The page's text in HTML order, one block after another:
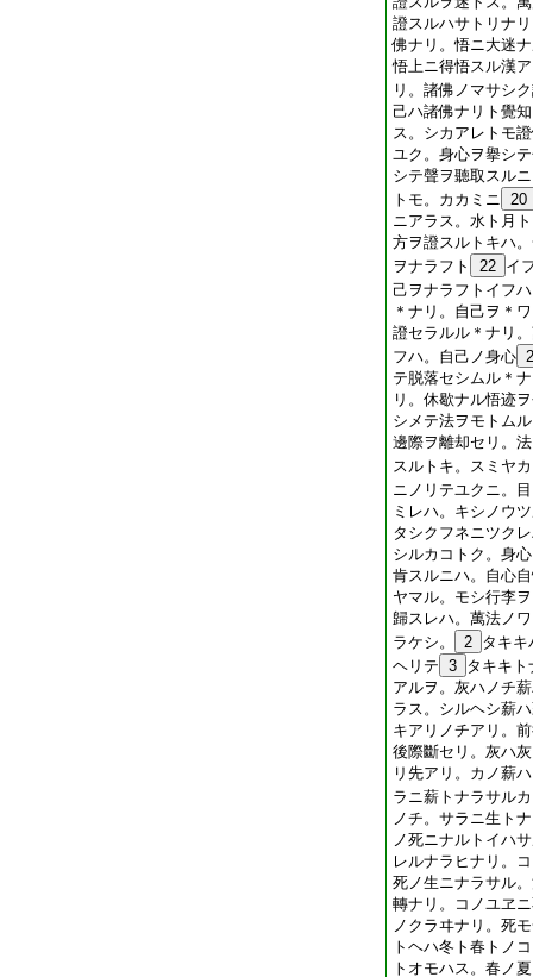
證スルハサトリナ
佛ナリ。悟ニ大迷
悟上ニ得悟スル漢
リ。諸佛ノマサシ
己ハ諸佛ナリト覺
ス。シカアレトモ
ユク。身心ヲ擧シ
シテ聲ヲ聽取スル
トモ。カカミニ 20
ニアラス。水ト月
方ヲ證スルトキハ
ヲナラフト
22 イ
己ヲナラフトイフ
＊ナリ。自己ヲ＊
證セラルル＊ナリ
フハ。自己ノ身心
テ脱落セシムル＊
リ。休歇ナル悟迹
シメテ法ヲモトム
邊際ヲ離却セリ。
スルトキ。スミヤ
ニノリテユクニ。
ミレハ。キシノウ
タシクフネニツク
シルカコトク。身
肯スルニハ。自心
ヤマル。モシ行李
歸スレハ。萬法ノ
ラケシ。
2 タキキ
ヘリテ 3 タキキ
アルヲ。灰ハノチ
ラス。シルヘシ薪
キアリノチアリ。
後際斷セリ。灰ハ
リ先アリ。カノ薪
ラニ薪トナラサル
ノチ。サラニ生ト
ノ死ニナルトイハ
レルナラヒナリ。
死ノ生ニナラサル
轉ナリ。コノユヱ
ノクラヰナリ。死
トヘハ冬ト春トノ
トオモハス。春ノ